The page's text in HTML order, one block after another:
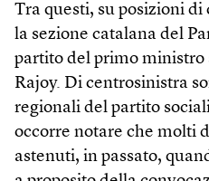
Tra questi, su posizioni
la sezione catalana del
partito del primo ministro
Rajoy. Di centrosinistra
regionali del partito
occorre notare che molti
astenuti, in passato,